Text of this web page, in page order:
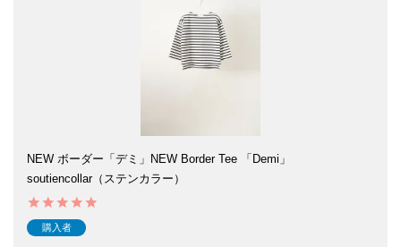
NEW ボーダー「デミ」NEW Border Tee 「Demi」
soutiencollar（ステンカラー）
購入者